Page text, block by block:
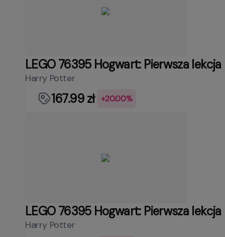
LEGO 76395 Hogwart: Pierwsza
Harry Potter
167.99 zł +20.00%
LEGO 76395 Hogwart: Pierwsza
Harry Potter